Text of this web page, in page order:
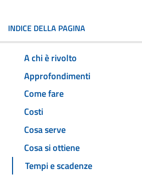
INDICE DELLA PAGINA
A chi è rivolto
Approfondimenti
Come fare
Costi
Cosa serve
Cosa si ottiene
Tempi e scadenze